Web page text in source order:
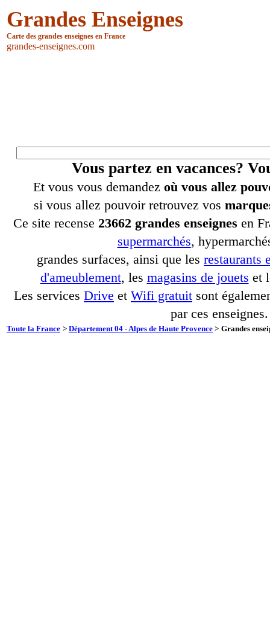
Grandes Enseignes
Carte des grandes enseignes en France
grandes-enseignes.com
Vous partez en vacances?
Et vous vous demandez où vous allez
si vous allez pouvoir retrouvez vos
Ce site recense 23662 grandes enseignes en
supermarchés,
grandes surfaces, ainsi que les restaurants
d'ameublement, les magasins de jouets et
Les services Drive et Wifi gratuit sont
par ces enseignes.
Toute la France > Département 04 - Alpes de Haute Provence > Grandes